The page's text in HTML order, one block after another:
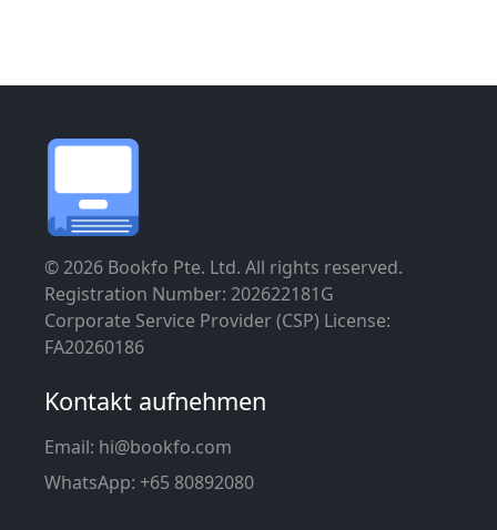
© 2026 Bookfo Pte. Ltd. All rights reserved.
Registration Number: 202622181G
Corporate Service Provider (CSP) License:
FA20260186
Kontakt aufnehmen
Email: hi@bookfo.com
WhatsApp: +65 80892080